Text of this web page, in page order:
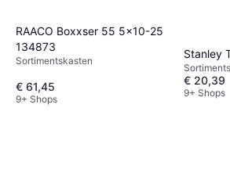
RAACO Boxxser 55 5x10-25
134873
Sortimentskasten
€ 61,45
9+ Shops
Stanley
€ 20,39
9+ Shops